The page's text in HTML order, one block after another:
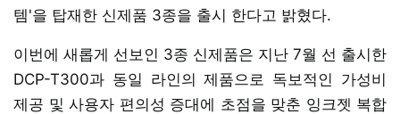
템'을 탑재한 신제품 3종을 출시 한다고 밝혔다.
이번에 새롭게 선보인 3종 신제품은 지난 7월 선 출시한
DCP-T300과 동일 라인의 제품으로 독보적인 가성비
제공 및 사용자 편의성 증대에 초점을 맞춘 잉크젯 복합